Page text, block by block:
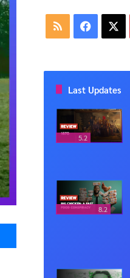
Messenger
RSS Facebook
Last Updates
5.2
8.2